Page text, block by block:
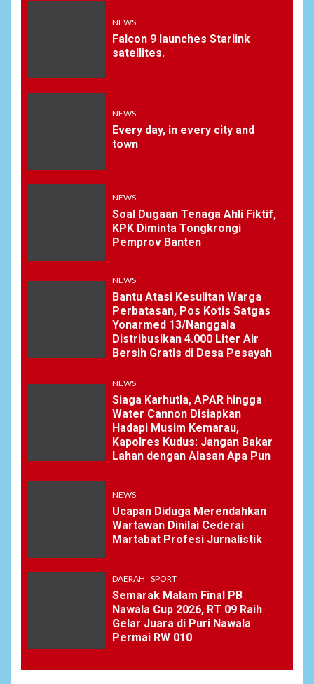
NEWS
Falcon 9 launches Starlink
satellites.
NEWS
Every day, in every city and
town
NEWS
Soal Dugaan Tenaga Ahli Fiktif,
KPK Diminta Tongkrongi
Pemprov Banten
NEWS
Bantu Atasi Kesulitan Warga
Perbatasan, Pos Kotis Satgas
Yonarmed 13/Nanggala
Distribusikan 4.000 Liter Air
Bersih Gratis di Desa Pesayah
NEWS
Siaga Karhutla, APAR hingga
Water Cannon Disiapkan
Hadapi Musim Kemarau,
Kapolres Kudus: Jangan Bakar
Lahan dengan Alasan Apa Pun
NEWS
Ucapan Diduga Merendahkan
Wartawan Dinilai Cederai
Martabat Profesi Jurnalistik
DAERAH SPORT
Semarak Malam Final PB
Nawala Cup 2026, RT 09 Raih
Gelar Juara di Puri Nawala
Permai RW 010